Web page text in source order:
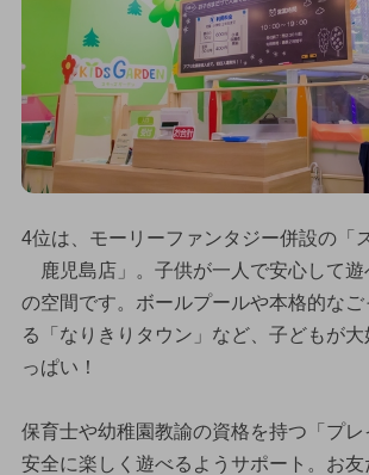
4位は、モーリーファンタジー併設の「
鹿児島店」。子供が一人で安心して遊
の空間です。ボールプールや本格的なご
る「なりきりタウン」など、子どもが
っぱい！
保育士や幼稚園教諭の資格を持つ「プ
安全に楽しく遊べるようサポート。お